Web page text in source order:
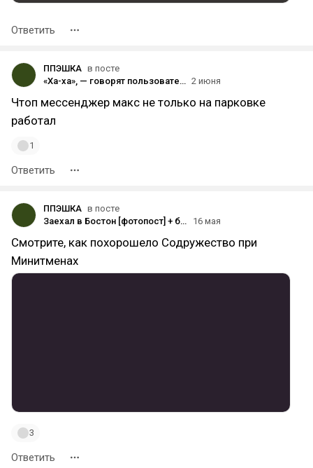
Ответить
ППЭШКА в посте
«Ха-ха», — говорят пользователи Android 2 июня
Чтоп мессенджер макс не только на парковке
работал
1
Ответить
ППЭШКА в посте
Заехал в Бостон [фотопост] + бонус и слезы выжившего.
16 мая
Смотрите, как похорошело Содружество при
Минитменах
3
Ответить